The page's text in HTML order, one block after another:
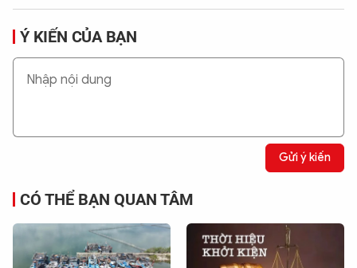
Ý KIẾN CỦA BẠN
Gửi ý kiến
CÓ THỂ BẠN QUAN TÂM